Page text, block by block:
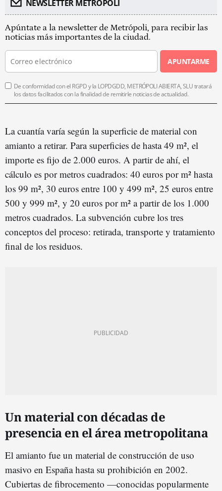
NEWSLETTER METROPOLI
Apúntate a la newsletter de Metrópoli, para recibir las
noticias más importantes de la ciudad.
APUNTARME
De conformidad con el RGPD y la LOPDGDD, METRÓPOLI ABIERTA, SLU tratará
los datos facilitados con la finalidad de remitirle noticias de actualidad.
La cuantía varía según la superficie de material con
amianto a retirar. Para superficies de hasta 49 m², el
importe es fijo de 2.000 euros. A partir de ahí, el
cálculo es por metros cuadrados: 40 euros por m² hasta
los 99 m², 30 euros entre 100 y 499 m², 25 euros entre
500 y 999 m², y 20 euros por m² a partir de los 1.000
metros cuadrados. La subvención cubre los tres
conceptos del proceso: retirada, transporte y tratamiento
final de los residuos.
Un material con décadas de
presencia en el área metropolitana
El amianto fue un material de construcción de uso
masivo en España hasta su prohibición en 2002.
Cubiertas de fibrocemento —conocidas popularmente